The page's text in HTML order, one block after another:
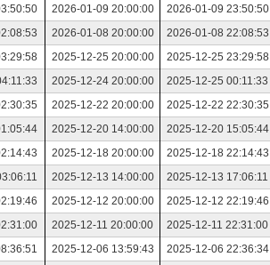
2026-01-09 20:00:00 2026-01-09 23:50:50
2026-01-08 20:00:00 2026-01-08 22:08:53
2025-12-25 20:00:00 2025-12-25 23:29:58
2025-12-24 20:00:00 2025-12-25 00:11:33
2025-12-22 20:00:00 2025-12-22 22:30:35
2025-12-20 14:00:00 2025-12-20 15:05:44
2025-12-18 20:00:00 2025-12-18 22:14:43
2025-12-13 14:00:00 2025-12-13 17:06:11
2025-12-12 20:00:00 2025-12-12 22:19:46
2025-12-11 20:00:00 2025-12-11 22:31:00
2025-12-06 13:59:43 2025-12-06 22:36:34